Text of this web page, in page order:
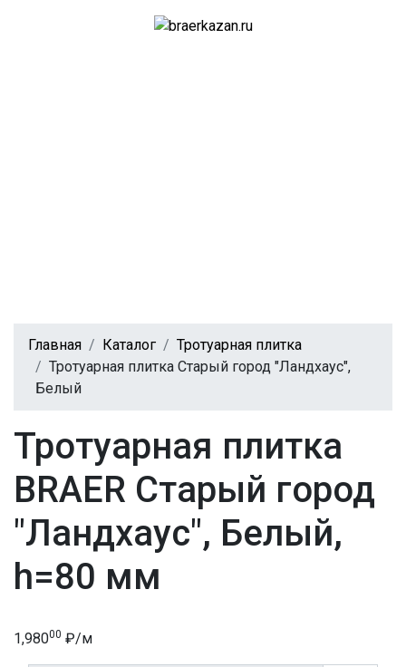
Главная Каталог
Тротуарная плитка
Тротуарная плитка Старый город "Ландхаус",
Белый
Тротуарная плитка
BRAER Старый город
"Ландхаус", Белый,
h=80 мм
1,98000 ₽/м